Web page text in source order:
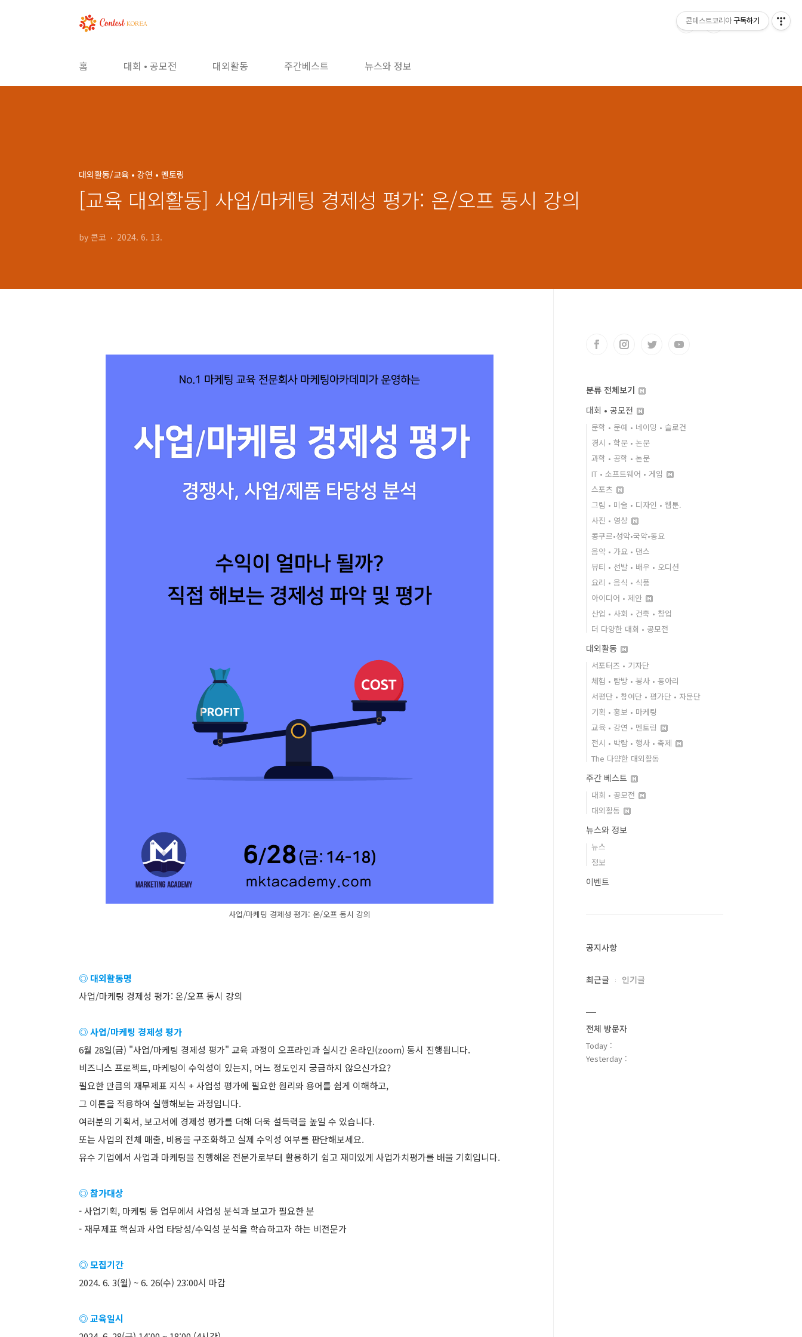
홈 대회 • 공모전 대외활동 주간베스트 뉴스와 정보
대외활동/교육 • 강연 • 멘토링
[교육 대외활동] 사업/마케팅 경제성 평가: 온/오프 동시 강의
by 콘코 2024. 6. 13.
사업/마케팅 경제성 평가: 온/오프 동시 강의
◎ 대외활동명
사업/마케팅 경제성 평가: 온/오프 동시 강의
◎ 사업/마케팅 경제성 평가
6월 28일(금) ​"사업/마케팅 경제성 평가"​ 교육 과정이 오프라인과 실시간 온라인(zoom) 동시 진행됩니다.
비즈니스 프로젝트, 마케팅이 수익성이 있는지, 어느 정도인지 궁금하지 않으신가요?
필요한 만큼의 재무제표 지식 + 사업성 평가에 필요한 원리와 용어를 쉽게 이해하고,
그 이론을 적용하여 실행해보는 과정입니다.
여러분의 기획서, 보고서에 경제성 평가를 더해 더욱 설득력을 높일 수 있습니다.
또는 사업의 전체 매출, 비용을 구조화하고 실제 수익성 여부를 판단해보세요.
유수 기업에서 사업과 마케팅을 진행해온 전문가로부터 활용하기 쉽고 재미있게 사업가치평가를 배울 기회입니다.
◎ 참가대상
- 사업기획, 마케팅 등 업무에서 사업성 분석과 보고가 필요한 분
- 재무제표 핵심과 사업 타당성/수익성 분석을 학습하고자 하는 비전문가
◎ 모집기간
2024. 6. 3(월) ~ 6. 26(수) 23:00시 마감
◎ 교육일시
분류 전체보기
대회 • 공모전
문학 • 문예 • 네이밍 • 슬로건
경시 • 학문 • 논문
과학 • 공학 • 논문
IT • 소프트웨어 • 게임
스포츠
그림 • 미술 • 디자인 • 웹툰.
사진 • 영상
콩쿠르•성악•국악•동요
음악 • 가요 • 댄스
뷰티 • 선발 • 배우 • 오디션
요리 • 음식 • 식품
아이디어 • 제안
산업 • 사회 • 건축 • 창업
더 다양한 대회 • 공모전
대외활동
서포터즈 • 기자단
체험 • 탐방 • 봉사 • 동아리
서평단 • 참여단 • 평가단 • 자문단
기획 • 홍보 • 마케팅
교육 • 강연 • 멘토링
전시 • 박람 • 행사 • 축제
The 다양한 대외활동
주간 베스트
대회 • 공모전
대외활동
뉴스와 정보
뉴스
정보
이벤트
공지사항
최근글 인기글
전체 방문자
Today :
Yesterday :
콘테스트코리아 구독하기